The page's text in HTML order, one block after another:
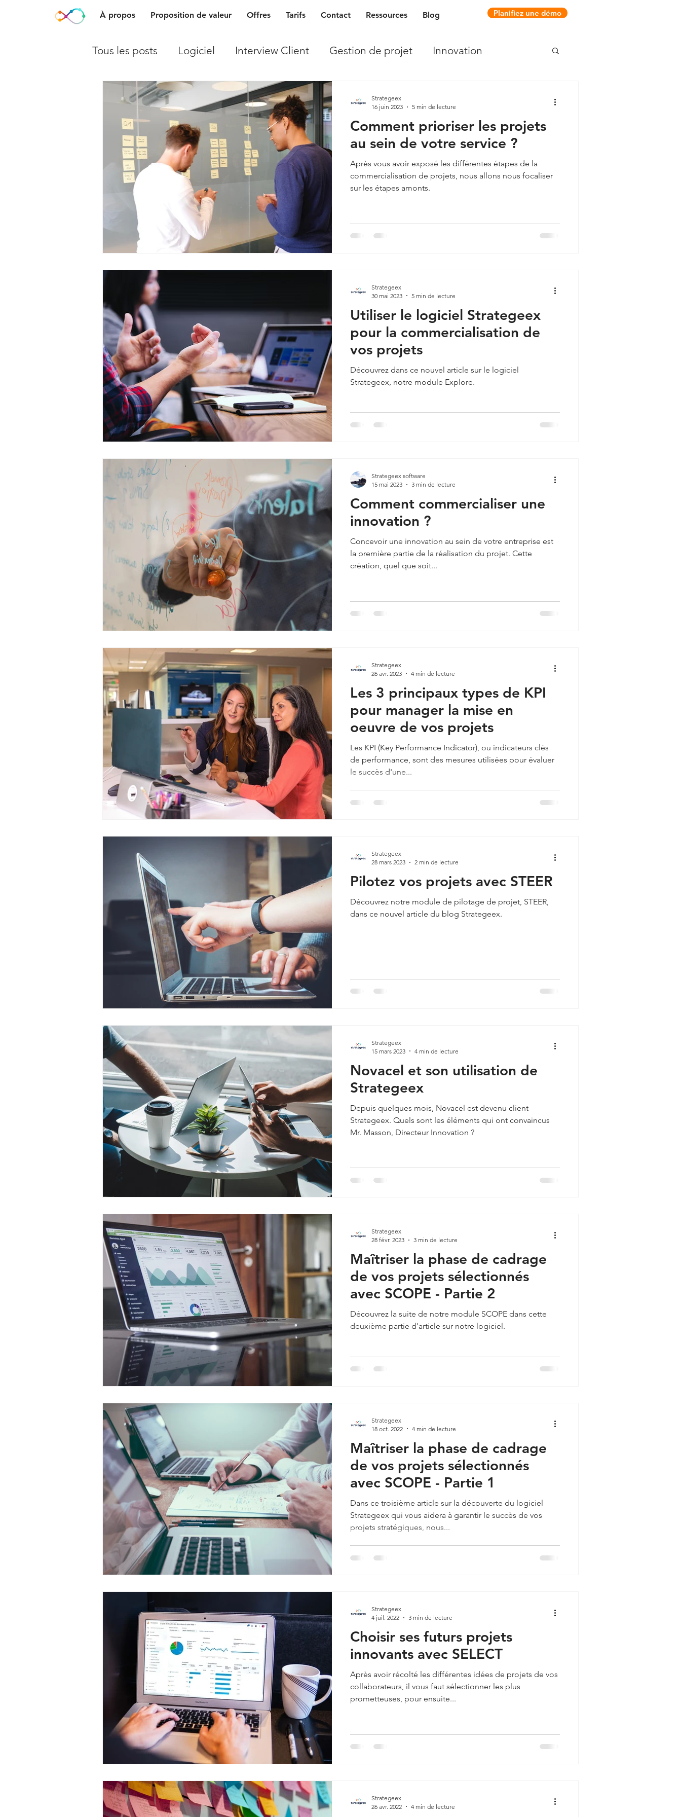
À propos Proposition de valeur Offres Tarifs Contact Ressources Blog Planifiez une démo
Tous les posts Logiciel Interview Client Gestion de projet Innovation
Comment prioriser les projets
au sein de votre service ?
Après vous avoir exposé les différentes étapes de la
commercialisation de projets, nous allons nous focaliser
sur les étapes amonts.
Strategeex
16 juin 2023
5 min de lecture
Utiliser le logiciel Strategeex
pour la commercialisation de
vos projets
Découvrez dans ce nouvel article sur le logiciel
Strategeex, notre module Explore.
Strategeex
30 mai 2023
5 min de lecture
Comment commercialiser une
innovation ?
Concevoir une innovation au sein de votre entreprise est
la première partie de la réalisation du projet. Cette
création, quel que soit...
Strategeex software
15 mai 2023
3 min de lecture
Les 3 principaux types de KPI
pour manager la mise en
oeuvre de vos projets
Les KPI (Key Performance Indicator), ou indicateurs clés
de performance, sont des mesures utilisées pour évaluer
le succès d'une...
Strategeex
26 avr. 2023
4 min de lecture
Pilotez vos projets avec STEER
Découvrez notre module de pilotage de projet, STEER,
dans ce nouvel article du blog Strategeex.
Strategeex
28 mars 2023
2 min de lecture
Novacel et son utilisation de
Strategeex
Depuis quelques mois, Novacel est devenu client
Strategeex. Quels sont les éléments qui ont convaincus
Mr. Masson, Directeur Innovation ?
Strategeex
15 mars 2023
4 min de lecture
Maîtriser la phase de cadrage
de vos projets sélectionnés
avec SCOPE - Partie 2
Découvrez la suite de notre module SCOPE dans cette
deuxième partie d'article sur notre logiciel.
Strategeex
28 févr. 2023
3 min de lecture
Maîtriser la phase de cadrage
de vos projets sélectionnés
avec SCOPE - Partie 1
Dans ce troisième article sur la découverte du logiciel
Strategeex qui vous aidera à garantir le succès de vos
projets stratégiques, nous...
Strategeex
18 oct. 2022
4 min de lecture
Choisir ses futurs projets
innovants avec SELECT
Après avoir récolté les différentes idées de projets de vos
collaborateurs, il vous faut sélectionner les plus
prometteuses, pour ensuite...
Strategeex
4 juil. 2022
3 min de lecture
Strategeex
26 avr. 2022
4 min de lecture